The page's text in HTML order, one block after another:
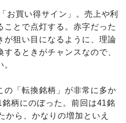
お買い得サイン」。売上や利
ことで点灯する。赤字だった
が狙い目になるように、理論
るときがチャンスなので、
「転換銘柄」が非常に多か
柄にのぼった。前回は41銘
から、かなりの増加といえ